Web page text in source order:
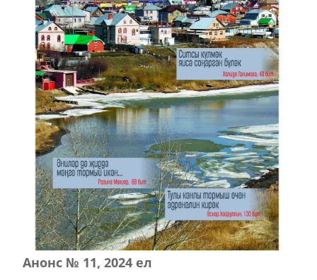
Анонс № 11, 2024 ел